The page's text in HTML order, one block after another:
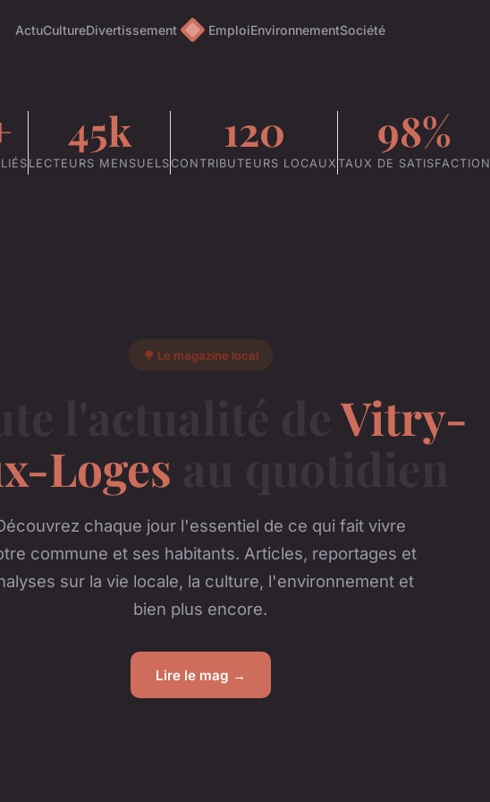
ActuCultureDivertissement EmploiEnvironnementSociété
45k
LECTEURS MENSUELS
120
CONTRIBUTEURS LOCAUX
98%
TAUX DE SATISFACTION
🌳 Le magazine local
l'actualité deVitry-
Loges
chaque jour l'essentiel de ce qui fait vivre
commune et ses habitants. Articles, reportages et
sur la vie locale, la culture, l'environnement et
bien plus encore.
Lire le mag →